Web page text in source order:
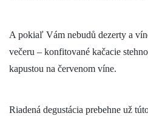
A pokiaľ Vám nebudů dezerty a
večeru – konfitované kačacie
kapustou na červenom víne.
Riadená degustácia prebehne už